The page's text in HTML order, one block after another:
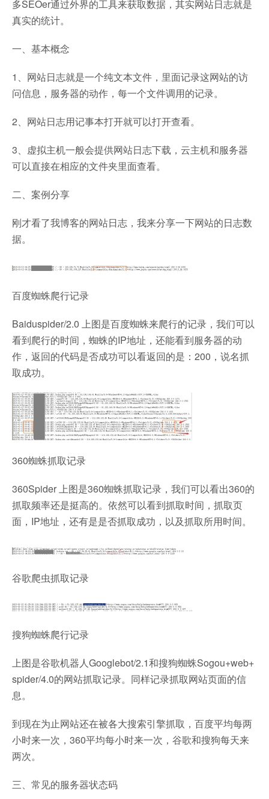
多SEOer通过外界的工具来获取数据，其实网站日志就是
真实的统计。
一、基本概念
1、网站日志就是一个纯文本文件，里面记录这网站的访
问信息，服务器的动作，每一个文件调用的记录。
2、网站日志用记事本打开就可以打开查看。
3、虚拟主机一般会提供网站日志下载，云主机和服务器
可以直接在相应的文件夹里面查看。
二、案例分享
刚才看了我博客的网站日志，我来分享一下网站的日志数
据。
百度蜘蛛爬行记录
Baiduspider/2.0 上图是百度蜘蛛来爬行的记录，我们可以
看到爬行的时间，蜘蛛的IP地址，还能看到服务器的动
作，返回的代码是否成功可以看返回的是：200，说名抓
取成功。
360蜘蛛抓取记录
360Spider 上图是360蜘蛛抓取记录，我们可以看出360的
抓取频率还是挺高的。依然可以看到抓取时间，抓取页
面，IP地址，还有是是否抓取成功，以及抓取所用时间。
谷歌爬虫抓取记录
搜狗蜘蛛爬行记录
上图是谷歌机器人Googlebot/2.1和搜狗蜘蛛Sogou+web+
spider/4.0的网站抓取记录。同样记录抓取网站页面的信
息。
到现在为止网站还在被各大搜索引擎抓取，百度平均每两
小时来一次，360平均每小时来一次，谷歌和搜狗每天来
两次。
三、常见的服务器状态码